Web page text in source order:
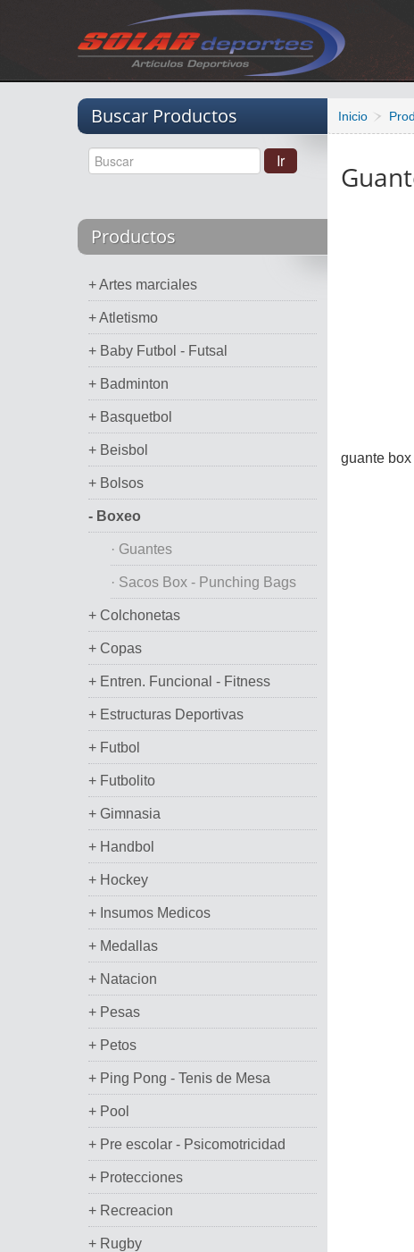
Buscar Productos
Productos
+ Artes marciales
+ Atletismo
+ Baby Futbol - Futsal
+ Badminton
+ Basquetbol
+ Beisbol
+ Bolsos
- Boxeo
· Guantes
· Sacos Box - Punching Bags
+ Colchonetas
+ Copas
+ Entren. Funcional - Fitness
+ Estructuras Deportivas
+ Futbol
+ Futbolito
+ Gimnasia
+ Handbol
+ Hockey
+ Insumos Medicos
+ Medallas
+ Natacion
+ Pesas
+ Petos
+ Ping Pong - Tenis de Mesa
+ Pool
+ Pre escolar - Psicomotricidad
+ Protecciones
+ Recreacion
+ Rugby
Inicio
guante